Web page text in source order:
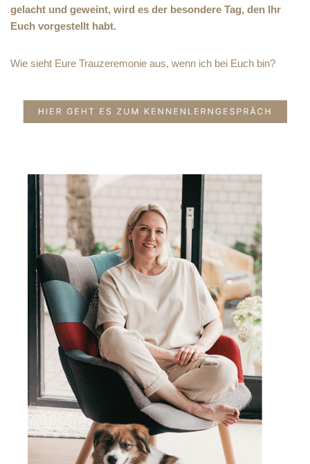
gelacht und geweint, wird es der besondere Tag, den Ihr
Euch vorgestellt habt.
Wie sieht Eure Trauzeremonie aus, wenn ich bei Euch bin?